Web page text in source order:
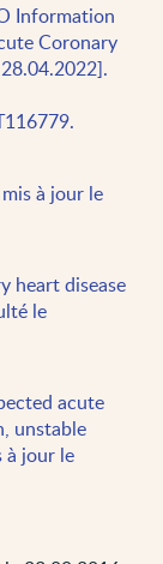
Information
Coronary
à jour le
heart disease
le
acute
unstable
à jour le